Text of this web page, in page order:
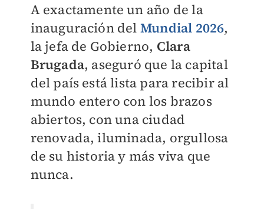
A exactamente un año de la
inauguración del Mundial 2026,
la jefa de Gobierno, Clara
Brugada, aseguró que la capital
del país está lista para recibir al
mundo entero con los brazos
abiertos, con una ciudad
renovada, iluminada, orgullosa
de su historia y más viva que
nunca.